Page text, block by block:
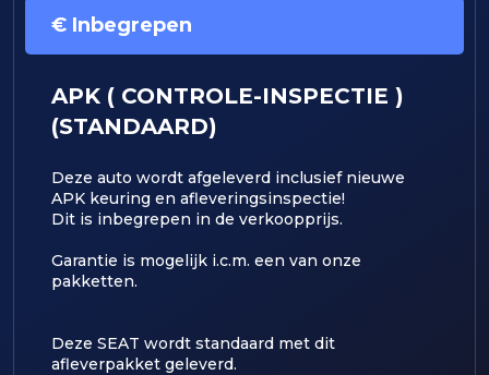
€ Inbegrepen
APK ( CONTROLE-INSPECTIE )
(STANDAARD)
Deze auto wordt afgeleverd inclusief nieuwe
APK keuring en afleveringsinspectie!
Dit is inbegrepen in de verkoopprijs.
​Garantie is mogelijk i.c.m. een van onze
pakketten.
Deze SEAT wordt standaard met dit
afleverpakket geleverd.